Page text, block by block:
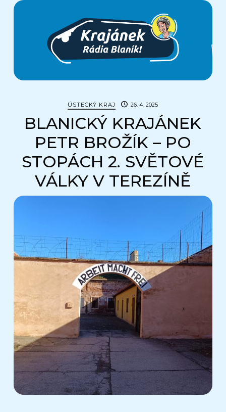
Krajánek
Rádia
ÚSTECKÝ KRAJ 26. 4. 2025
BLANICKÝ KRAJÁNEK
PETR BROŽÍK – PO
STOPÁCH 2. SVĚTOVÉ
VÁLKY V TEREZÍNĚ